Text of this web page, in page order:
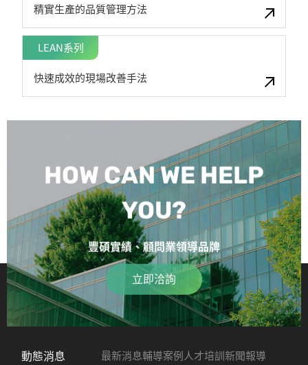
精實生產的品質管理方法
LEAN系列
快速成效的現場改善手法
HOW CAN WE HELP
YOU?
豐碩實績、顧問業領導品牌
立即洽詢
動態消息 最新消息輔導案例 人才培訓新聞報導